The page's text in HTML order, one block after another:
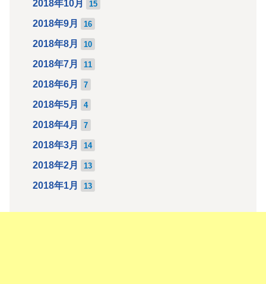
2018年10月 15
2018年9月 16
2018年8月 10
2018年7月 11
2018年6月 7
2018年5月 4
2018年4月 7
2018年3月 14
2018年2月 13
2018年1月 13